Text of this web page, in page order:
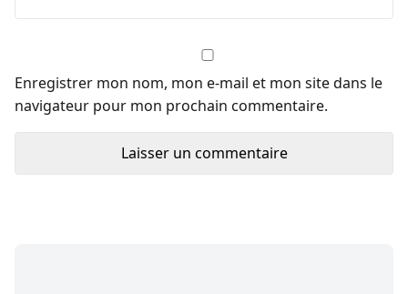
Enregistrer mon nom, mon e-mail et mon site dans le
navigateur pour mon prochain commentaire.